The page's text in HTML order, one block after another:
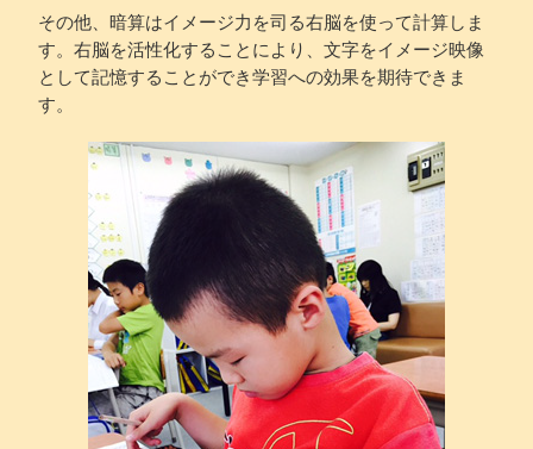
その他、暗算はイメージ力を司る右脳を使って計算しま
す。右脳を活性化することにより、文字をイメージ映像
として記憶することができ学習への効果を期待できま
す。